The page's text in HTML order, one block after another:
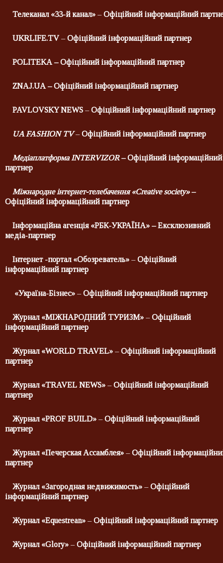
Телеканал «33-й канал» – Офіційний інформаційний
UKRLIFE.TV – Офіційний інформаційний партнер
POLITEKA – Офіційний інформаційний партнер
ZNAJ.UA – Офіційний інформаційний партнер
PAVLOVSKY NEWS – Офіційний інформаційний партнер
UA FASHION TV– Офіційний інформаційний партнер
Медіаплатформа INTERVIZOR– Офіційний інформаційний
партнер
Міжнародне інтернет-телебачення «Creative society»–
Офіційний інформаційний партнер
Інформаційна агенція «РБК-УКРАЇНА» – Ексклюзивний
медіа-партнер
Інтернет -портал «Обозреватель» – Офіційний
інформаційний партнер
«Україна-Бізнес» – Офіційний інформаційний партнер
Журнал «МІЖНАРОДНИЙ ТУРИЗМ» – Офіційний
інформаційний партнер
Журнал «WORLD TRAVEL» – Офіційний інформаційний
партнер
Журнал «TRAVEL NEWS» – Офіційний інформаційний
партнер
Журнал «PROF BUILD» – Офіційний інформаційний
партнер
Журнал «Печерская Ассамблея» – Офіційний
партнер
Журнал «Загородная недвижимость» – Офіційний
інформаційний партнер
Журнал «Equestrean» – Офіційний інформаційний партнер
Журнал «Glory» – Офіційний інформаційний партнер